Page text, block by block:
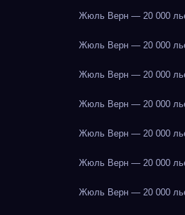
Жюль Верн — 20 000
Жюль Верн — 20 000
Жюль Верн — 20 000
Жюль Верн — 20 000
Жюль Верн — 20 000
Жюль Верн — 20 000
Жюль Верн — 20 000